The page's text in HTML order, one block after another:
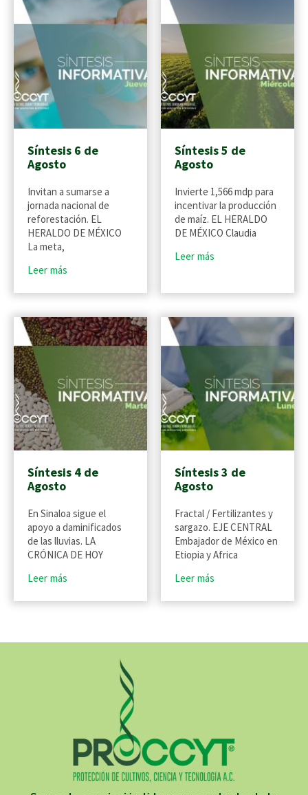
Síntesis 6 de
Agosto
Invitan a sumarse a
jornada nacional de
reforestación. EL
HERALDO DE MÉXICO
La meta,
Leer más
Síntesis 5 de
Agosto
Invierte 1,566 mdp para
incentivar la producción
de maíz. EL HERALDO
DE MÉXICO Claudia
Leer más
Síntesis 4 de
Agosto
En Sinaloa sigue el
apoyo a daminificados
de las lluvias. LA
CRÓNICA DE HOY
Leer más
Síntesis 3 de
Agosto
Fractal / Fertilizantes y
sargazo. EJE CENTRAL
Embajador de México en
Etiopia y Africa
Leer más